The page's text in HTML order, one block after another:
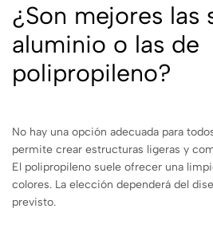
¿Son mejores las
aluminio o las de
polipropileno?
No hay una opción adecuada para
permite crear estructuras ligeras y
El polipropileno suele ofrecer una
colores. La elección dependerá del
previsto.